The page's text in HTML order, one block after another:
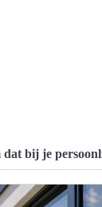
dat bij je